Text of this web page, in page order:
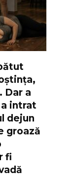
Dar a
intrat
dejun
groază
fi